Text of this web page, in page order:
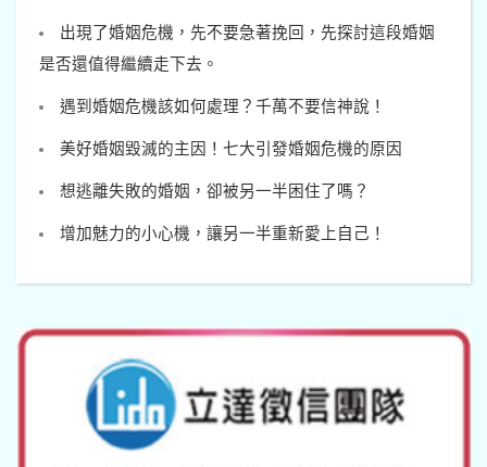
出現了婚姻危機，先不要急著挽回，先探討這段婚姻
是否還值得繼續走下去。
遇到婚姻危機該如何處理？千萬不要信神說！
美好婚姻毀滅的主因！七大引發婚姻危機的原因
想逃離失敗的婚姻，卻被另一半困住了嗎？
增加魅力的小心機，讓另一半重新愛上自己！